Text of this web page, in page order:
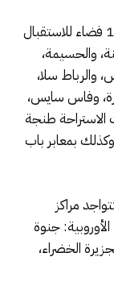
وسجل البلاغ أنه تم، داخل المغرب، تشغيل 18 فضاء للاستقبال
والحسيمة،
والرباط سلا،
وفاس سايس،
الاستراحة طنجة
بمعابر باب
مراكز
جنوة
الخضراء،